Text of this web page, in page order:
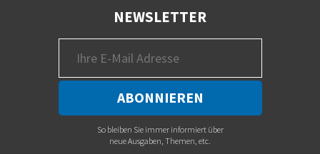
NEWSLETTER
So bleiben Sie immer informiert über
neue Ausgaben, Themen, etc.